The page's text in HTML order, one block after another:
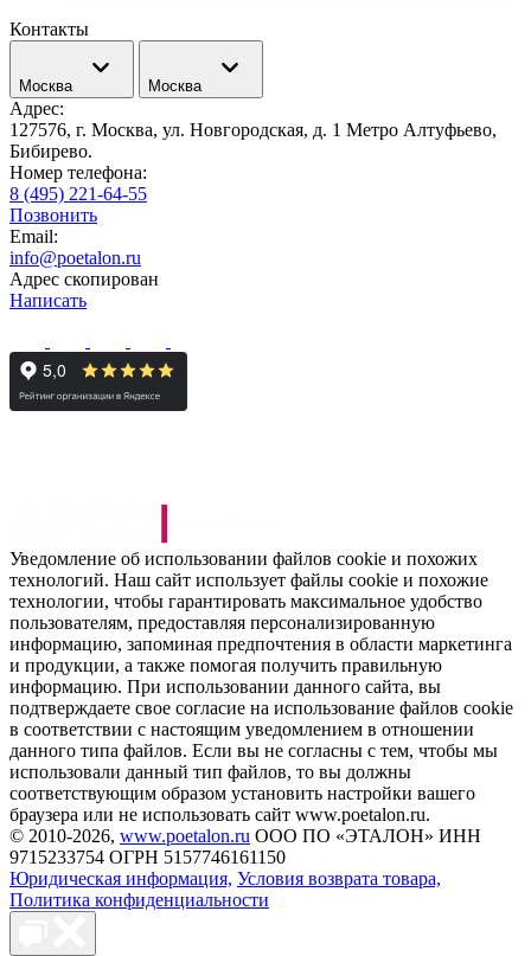
Контакты
Москва Москва
Адрес:
127576, г. Москва, ул. Новгородская, д. 1 Метро Алтуфьево,
Бибирево.
Номер телефона:
8 (495) 221-64-55
Позвонить
Email:
info@poetalon.ru
Адрес скопирован
Написать
Уведомление об использовании файлов cookie и похожих
технологий. Наш сайт использует файлы cookie и похожие
технологии, чтобы гарантировать максимальное удобство
пользователям, предоставляя персонализированную
информацию, запоминая предпочтения в области маркетинга
и продукции, а также помогая получить правильную
информацию. При использовании данного сайта, вы
подтверждаете свое согласие на использование файлов cookie
в соответствии с настоящим уведомлением в отношении
данного типа файлов. Если вы не согласны с тем, чтобы мы
использовали данный тип файлов, то вы должны
соответствующим образом установить настройки вашего
браузера или не использовать сайт www.poetalon.ru.
© 2010-2026, www.poetalon.ru ООО ПО «ЭТАЛОН» ИНН
9715233754 ОГРН 5157746161150
Юридическая информация, Условия возврата товара,
Политика конфиденциальности